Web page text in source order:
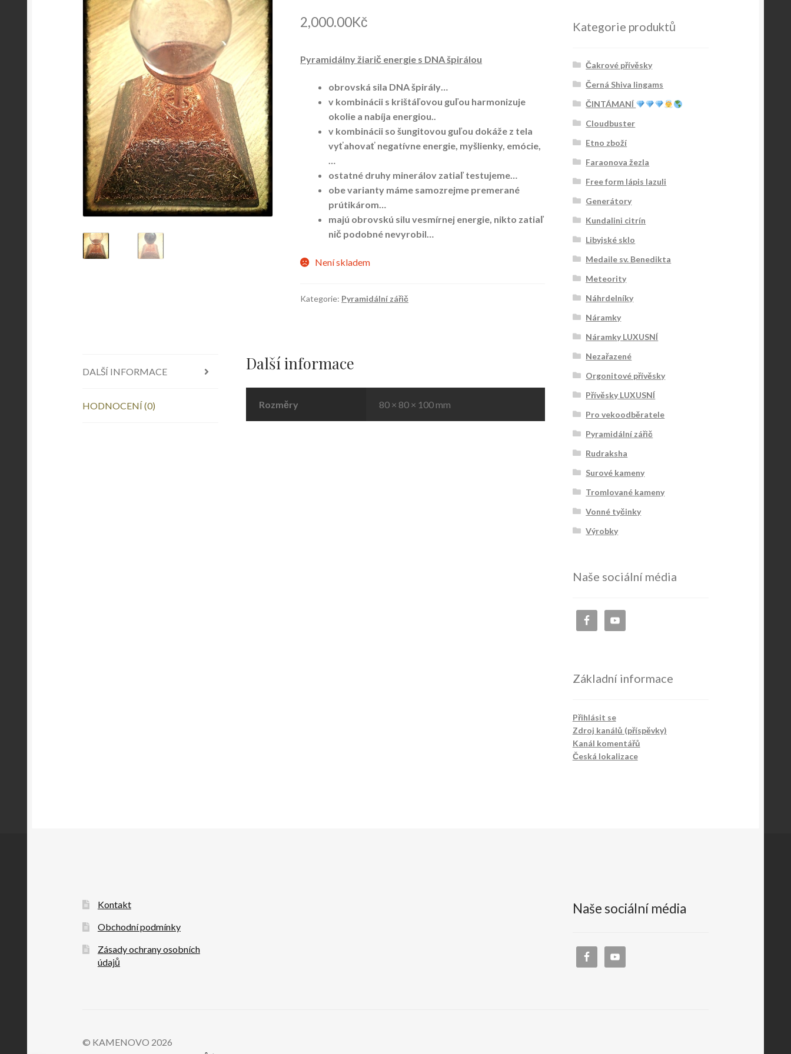
2,000.00Kč
Pyramidálny žiarič energie s DNA špirálou
obrovská sila DNA špirály…
v kombinácii s krištáľovou guľou harmonizuje
okolie a nabíja energiou..
v kombinácii so šungitovou guľou dokáže z tela
vyťahovať negatívne energie, myšlienky, emócie,
…
ostatné druhy minerálov zatiaľ testujeme…
obe varianty máme samozrejme premerané
prútikárom…
majú obrovskú silu vesmírnej energie, nikto zatiaľ
nič podobné nevyrobil…
Není skladem
Kategorie: Pyramidální zářič
DALŠÍ INFORMACE
HODNOCENÍ (0)
Další informace
Rozměry 80 × 80 × 100 mm
Kategorie produktů
Čakrové přívěsky
Černá Shiva lingams
ČINTÁMANÍ
Cloudbuster
Etno zboží
Faraonova žezla
Free form lápis lazuli
Generátory
Kundalini citrín
Libyjské sklo
Medaile sv. Benedikta
Meteority
Náhrdelníky
Náramky
Náramky LUXUSNÍ
Nezařazené
Orgonitové přívěsky
Přívěsky LUXUSNÍ
Pro vekoodběratele
Pyramidální zářič
Rudraksha
Surové kameny
Tromlované kameny
Vonné tyčinky
Výrobky
Naše sociální média
Základní informace
Přihlásit se
Zdroj kanálů (příspěvky)
Kanál komentářů
Česká lokalizace
Kontakt
Obchodní podmínky
Zásady ochrany osobních
údajů
Naše sociální média
© KAMENOVO 2026